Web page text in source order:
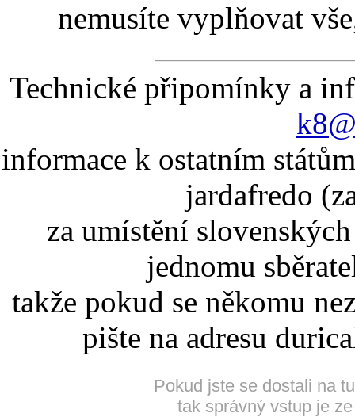
nemusíte vyplňovat
Technické připomínky a
informace k ostatním
jardafredo
za umístění
jednomu
takže pokud se někomu
pište na adresu
Pokud jste se dostali na
tak správný vstup je